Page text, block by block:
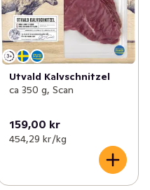
Utvald Kalvschnitzel
ca 350 g, Scan
159,00 kr
454,29 kr /kg